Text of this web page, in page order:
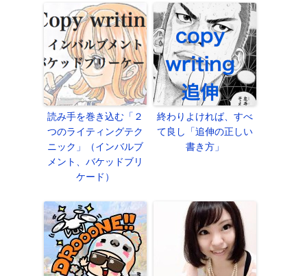
読み手を巻き込む「２
つのライティングテク
ニック」（インバルブ
メント、バケッドブリ
ケード）
終わりよければ、すべ
て良し「追伸の正しい
書き方」